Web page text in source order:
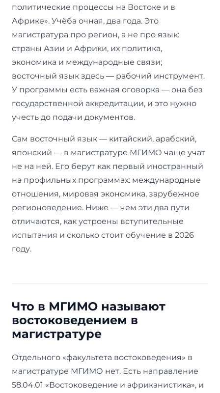
политические процессы на Востоке и в
Африке». Учёба очная, два года. Это
магистратура про регион, а не про язык:
страны Азии и Африки, их политика,
экономика и международные связи;
восточный язык здесь — рабочий инструмент.
У программы есть важная оговорка — она без
государственной аккредитации, и это нужно
учесть до подачи документов.
Сам восточный язык — китайский, арабский,
японский — в магистратуре МГИМО чаще учат
не на ней. Его берут как первый иностранный
на профильных программах: международные
отношения, мировая экономика, зарубежное
регионоведение. Ниже — чем эти два пути
отличаются, как устроены вступительные
испытания и сколько стоит обучение в 2026
году.
Что в МГИМО называют
востоковедением в
магистратуре
Отдельного «факультета востоковедения» в
магистратуре МГИМО нет. Есть направление
58.04.01 «Востоковедение и африканистика», и